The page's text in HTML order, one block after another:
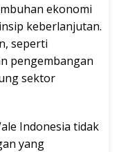
ekonomi
keberlanjutan.
seperti
pengembangan
sektor
Indonesia tidak
yang